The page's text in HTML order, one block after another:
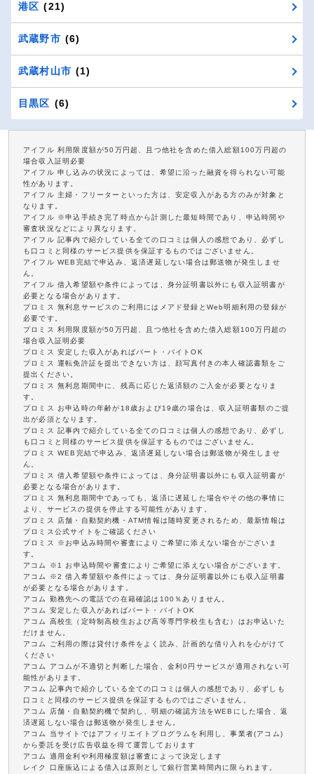
港区 (21)
武蔵野市 (6)
武蔵村山市 (1)
目黒区 (6)
アイフル 利用限度額が50万円超、且つ他社を含めた借入総額100万円超の
場合収入証明必要
アイフル 申し込みの状況によっては、希望に沿った融資を得られない可能
性があります。
アイフル 主婦・フリーターといった方は、安定収入がある方のみが対象と
なります。
アイフル ※申込手続き完了時点から計測した最短時間であり、申込時間や
審査状況などにより異なります。
アイフル 記事内で紹介している全ての口コミは個人の感想であり、必ずし
も口コミと同様のサービス提供を保証するものではございません。
アイフル WEB完結で申込み、返済遅延しない場合は郵送物が発生しませ
ん。
アイフル 借入希望額や条件によっては、身分証明書以外にも収入証明書が
必要となる場合があります。
プロミス 無利息サービスのご利用にはメアド登録とWeb明細利用の登録が
必要です。
プロミス 利用限度額が50万円超、且つ他社を含めた借入総額100万円超の
場合収入証明必要
プロミス 安定した収入があればパート・バイトOK
プロミス 運転免許証を提出できない方は、顔写真付きの本人確認書類をご
提出ください。
プロミス 無利息期間中に、残高に応じた返済額のご入金が必要となりま
す。
プロミス お申込時の年齢が18歳および19歳の場合は、収入証明書類のご提
出が必須となります。
プロミス 記事内で紹介している全ての口コミは個人の感想であり、必ずし
も口コミと同様のサービス提供を保証するものではございません。
プロミス WEB完結で申込み、返済遅延しない場合は郵送物が発生しませ
ん。
プロミス 借入希望額や条件によっては、身分証明書以外にも収入証明書が
必要となる場合があります。
プロミス 無利息期間中であっても、返済に遅延した場合やその他の事情に
より、サービスの提供を停止する可能性があります。
プロミス 店舗・自動契約機・ATM情報は随時変更されるため、最新情報は
プロミス公式サイトをご確認ください
プロミス ※お申込み時間や審査によりご希望に添えない場合がございま
す。
アコム ※1 お申込時間や審査によりご希望に添えない場合がございます。
アコム ※2 借入希望額や条件によっては、身分証明書以外にも収入証明書
が必要となる場合があります。
アコム 勤務先への電話での在籍確認は100％ありません。
アコム 安定した収入があればパート・バイトOK
アコム 高校生（定時制高校生および高等専門学校生も含む）はお申込いた
だけません。
アコム ご利用の際は貸付け条件をよく読み、計画的な借り入れを心がけて
ください
アコム アコムが不適切と判断した場合、金利0円サービスが適用されない可
能性があります。
アコム 記事内で紹介している全ての口コミは個人の感想であり、必ずしも
口コミと同様のサービス提供を保証するものではございません。
アコム 店舗・自動契約機で契約し、明細の確認方法をWEBにした場合、返
済遅延しない場合は郵送物が発生しません。
アコム 当サイトではアフィリエイトプログラムを利用し、事業者(アコム)
から委託を受け広告収益を得て運営しております
アコム 適用金利や利用極度額は審査によって決定します
レイク 口座振込による借入は原則として銀行営業時間内に限られます。